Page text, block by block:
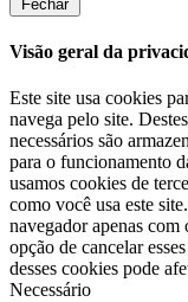
Fechar
Visão geral da
Este site usa cookies
navega pelo site.
necessários são
para o funcionamento
usamos cookies de
como você usa este
navegador apenas com
opção de cancelar
desses cookies pode
Necessário